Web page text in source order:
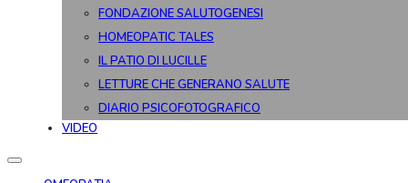
FONDAZIONE SALUTOGENESI
HOMEOPATIC TALES
IL PATIO DI LUCILLE
LETTURE CHE GENERANO SALUTE
DIARIO PSICOFOTOGRAFICO
VIDEO